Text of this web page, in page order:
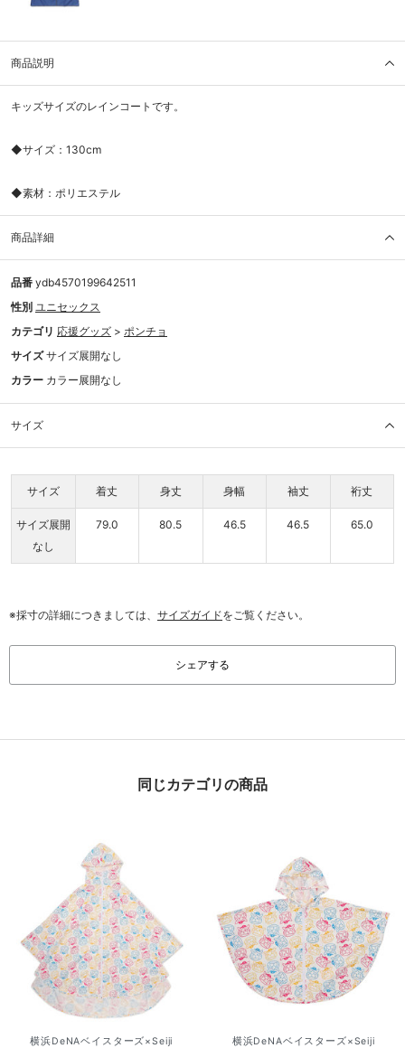
商品説明
キッズサイズのレインコートです。
◆サイズ：130cm
◆素材：ポリエステル
商品詳細
品番 ydb4570199642511
性別 ユニセックス
カテゴリ 応援グッズ > ポンチョ
サイズ サイズ展開なし
カラー カラー展開なし
サイズ
サイズ 着丈 身丈 身幅 袖丈 裄丈
サイズ展開
なし
79.0 80.5 46.5 46.5 65.0
※採寸の詳細につきましては、 サイズガイドをご覧ください。
シェアする
同じカテゴリの商品
横浜DeNAベイスターズ×Seiji
横浜DeNAベイスターズ×Seiji